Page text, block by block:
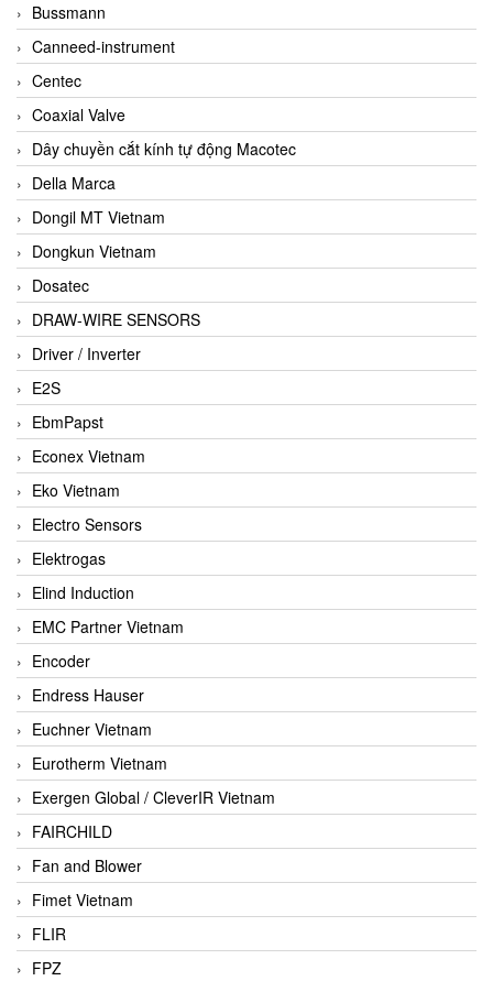
Bussmann
Canneed-instrument
Centec
Coaxial Valve
Dây chuyền cắt kính tự động Macotec
Della Marca
Dongil MT Vietnam
Dongkun Vietnam
Dosatec
DRAW-WIRE SENSORS
Driver / Inverter
E2S
EbmPapst
Econex Vietnam
Eko Vietnam
Electro Sensors
Elektrogas
Elind Induction
EMC Partner Vietnam
Encoder
Endress Hauser
Euchner Vietnam
Eurotherm Vietnam
Exergen Global / CleverIR Vietnam
FAIRCHILD
Fan and Blower
Fimet Vietnam
FLIR
FPZ